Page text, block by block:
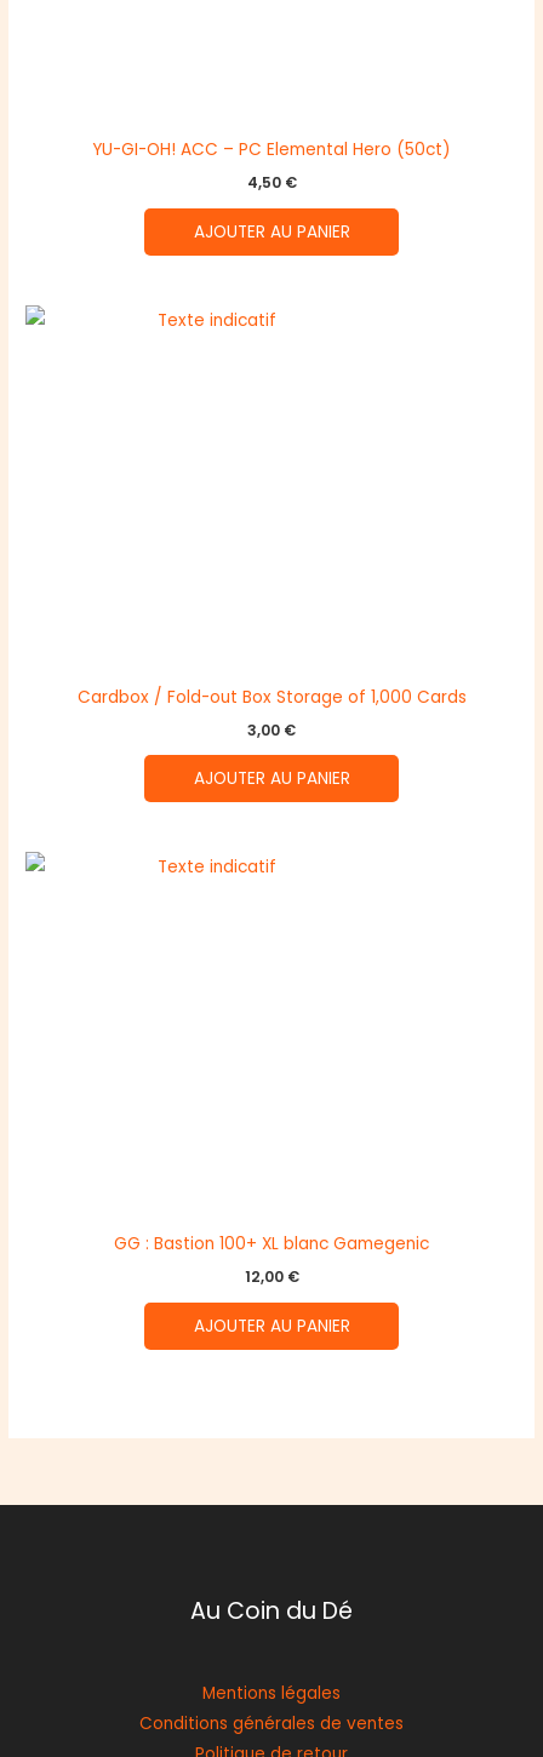
YU-GI-OH! ACC – PC Elemental Hero (50ct)
4,50 €
AJOUTER AU PANIER
Cardbox / Fold-out Box Storage of 1,000 Cards
3,00 €
AJOUTER AU PANIER
GG : Bastion 100+ XL blanc Gamegenic
12,00 €
AJOUTER AU PANIER
Au Coin du Dé
Mentions légales
Conditions générales de ventes